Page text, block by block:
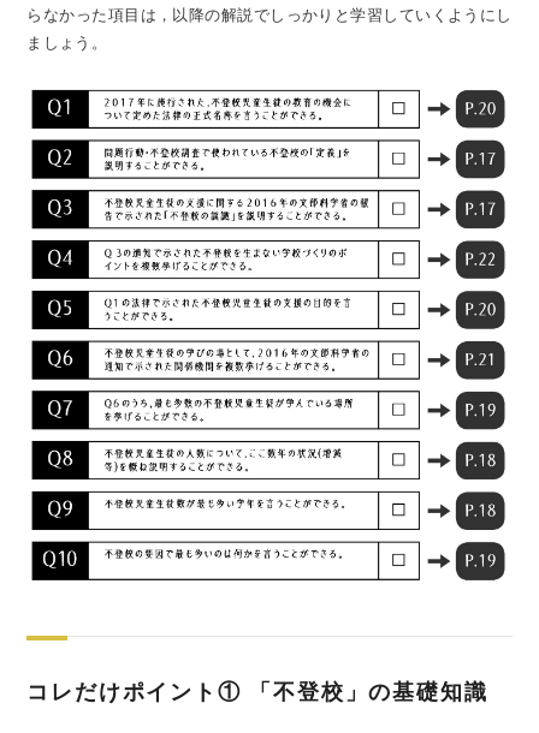
らなかった項目は，以降の解説でしっかりと学習していくようにし
ましょう。
コレだけポイント① 「不登校」の基礎知識